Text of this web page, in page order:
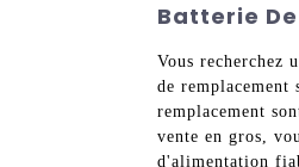
Batterie
Vous recherchez
de remplacement
remplacement
vente en gros,
d'alimentation